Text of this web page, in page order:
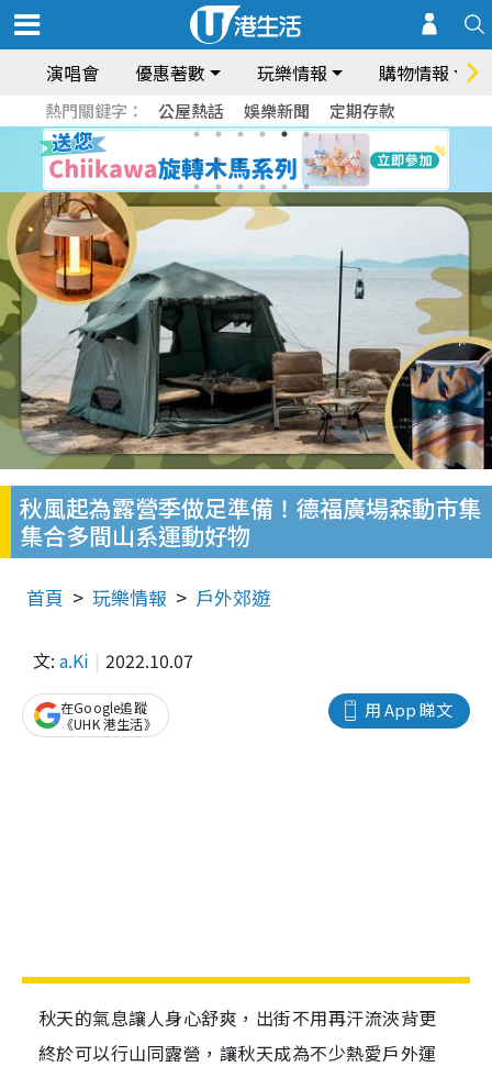
演唱會 優惠著數 玩樂情報 購物情報
熱門關鍵字： 公屋熱話 娛樂新聞 定期存款
秋風起為露營季做足準備！德福廣場森動市集
集合多間山系運動好物
首頁 玩樂情報 戶外郊遊
文: a.Ki 2022.10.07
用 App 睇文
在Google追蹤
《UHK 港生活》
秋天的氣息讓人身心舒爽，出街不用再汗流浹背更
終於可以行山同露營，讓秋天成為不少熱愛戶外運